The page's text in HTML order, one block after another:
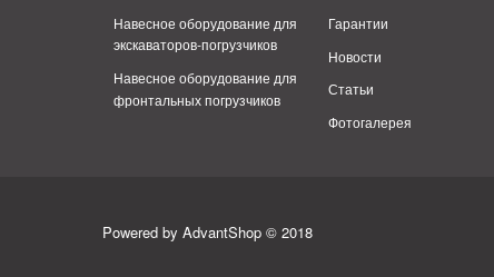
Навесное оборудование для
экскаваторов-погрузчиков
Навесное оборудование для
фронтальных погрузчиков
Гарантии
Новости
Статьи
Фотогалерея
Powered by AdvantShop © 2018